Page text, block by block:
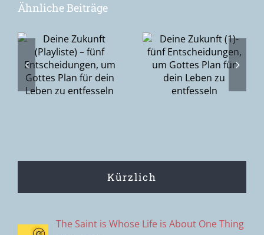
Ähnliche Beiträge
Deine
fünf
Entscheidungen,
um Gottes
Plan für dein
Ostersonnntag
– ich habe
den Herrn
gesehen
Kürzlich
The Saint is Whose Life is About One Thing